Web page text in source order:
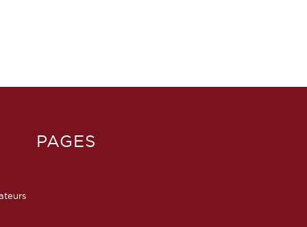
PAGES